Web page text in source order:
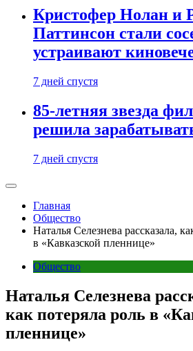
Кристофер Нолан и
Паттинсон стали
устраивают
7 дней спустя
85-летняя звезда
решила
7 дней спустя
Главная
Общество
Наталья Селезнева рассказала,
в «Кавказской пленнице»
Общество
Наталья Селезнева
как потеряла роль в
пленнице»